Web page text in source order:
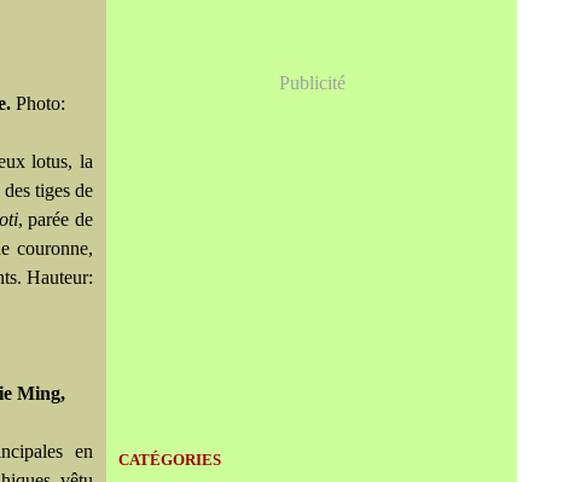
Photo:
lotus, la
tiges de
, parée de
couronne,
Hauteur:
Ming,
en
Publicité
CATÉGORIES